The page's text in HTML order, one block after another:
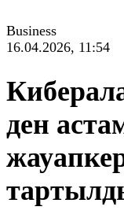
Business
16.04.2026, 11:54
ден